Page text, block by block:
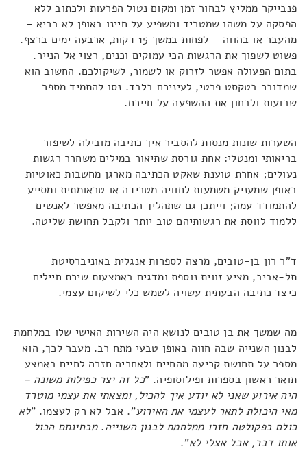
פנבייקר ממליץ לבחור זמן ומקום נטול הפרעות ולכתוב ללא
הפסקה על משהו שמטריד ומשפיע על חיינו באופן לא בריא –
מהעבר או בהווה – לפחות במשך 15 דקות, ארבעה ימים ברצף.
פשוט לשפוך את הרגשות הכי עמוקים וכנים, רצוי אל הנייר.
בתום הפעולה אפשר לזרוק או לשמור, לשיקולכם. החשוב הוא
שמדובר בטקסט פרטי, לעיניכם בלבד. נסו להתמיד מספר
שבועות ולבחון את ההשפעה על חייכם.
השערות שונות מנסות להסביר איך כתיבה מובילה לשיפור
בריאותי ומנטלי: אחת גורסת שתיאור במילים משחרר רגשות
נעולים; אחרת טוענת שאקט הכתיבה מארגן מחשבות כאוטיות
באופן שמעניק משמעות לחוויה מטרידה או טראומתית ומסייע
להתמודד עמה; וייתכן גם שתהליך הכתיבה מאפשר לאנשים
ללמוד לווסת את רגשותיהם טוב יותר ולקבל תחושת שליטה.
ד"ר רון בן-טובים, מרצה לספרות אנגלית באוניברסיטת
תל-אביב, מציע זווית נוספת ומדגים באמצעות שירת חיילים
כיצד כתיבה הבעתית עשויה לשמש כלי לשיקום עצמי.
מה שמשך את בן טובים לנושא היה השירות האישי שלו במלחמת
לבנון השנייה שבה חווה באופן טבעי מתח רב. מעבר לכך, הוא
מספר על תחושת קריעה מהחיים ולאחריה חזרה לחיים באמצע
תואר ראשון בספרות ופילוסופיה. "כל זה יצר כפילות משונה –
היה אירוע שאני לא יודע איך להכיל, ומצאתי את עצמי מוטרד
מאי היכולת לתאר לעצמי את האירוע". אבל לא רק לעצמו. "לא
כולם בפקולטה חזרו ממלחמת לבנון השנייה.מבחינתם הכול
אותו דבר, אבל אצלי לא".